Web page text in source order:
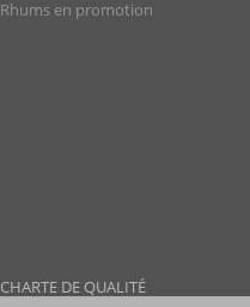
Rhums en promotion
CHARTE DE QUALITÉ